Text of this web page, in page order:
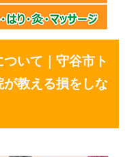
いて｜守谷市ト
教える損をしな